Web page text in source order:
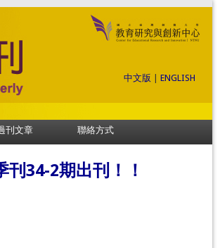
中文版 ENGLISH
刊文章 聯絡方式
34-2期出刊！！